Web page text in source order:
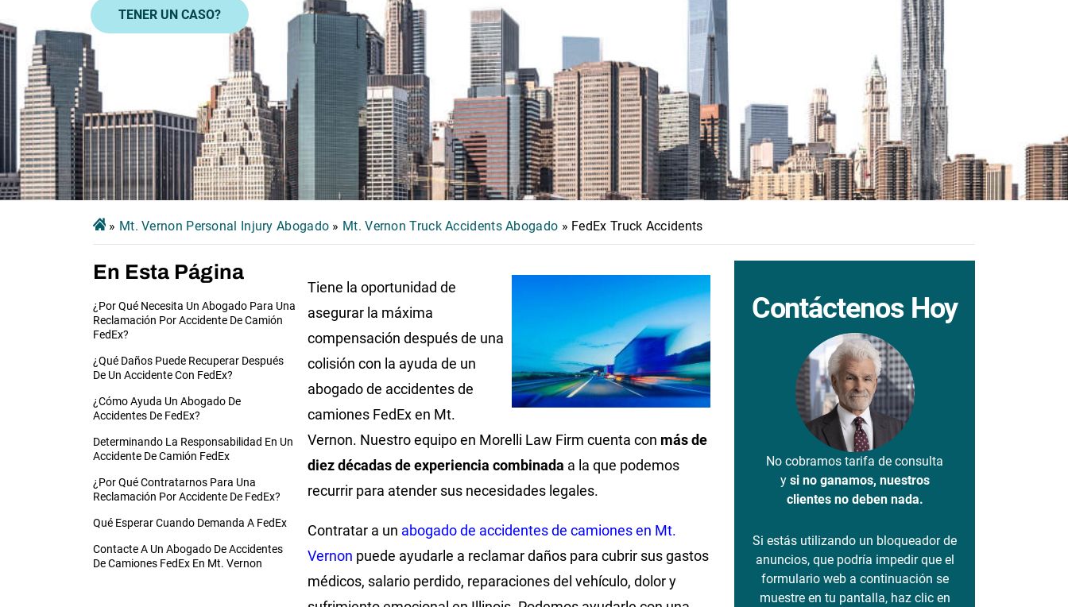
TENER UN CASO?
» Mt. Vernon Personal Injury Abogado » Mt. Vernon Truck Accidents Abogado » FedEx Truck Accidents
En Esta Página
¿Por Qué Necesita Un Abogado Para Una
Reclamación Por Accidente De Camión
FedEx?
¿Qué Daños Puede Recuperar Después
De Un Accidente Con FedEx?
¿Cómo Ayuda Un Abogado De
Accidentes De FedEx?
Determinando La Responsabilidad En Un
Accidente De Camión FedEx
¿Por Qué Contratarnos Para Una
Reclamación Por Accidente De FedEx?
Qué Esperar Cuando Demanda A FedEx
Contacte A Un Abogado De Accidentes
De Camiones FedEx En Mt. Vernon
Tiene la oportunidad de
asegurar la máxima
compensación después de una
colisión con la ayuda de un
abogado de accidentes de
camiones FedEx en Mt.
Vernon. Nuestro equipo en Morelli Law Firm cuenta con más de
diez décadas de experiencia combinada a la que podemos
recurrir para atender sus necesidades legales.
Contratar a un abogado de accidentes de camiones en Mt.
Vernon puede ayudarle a reclamar daños para cubrir sus gastos
médicos, salario perdido, reparaciones del vehículo, dolor y
Contáctenos Hoy
No cobramos tarifa de consulta
y si no ganamos, nuestros
clientes no deben nada.
Si estás utilizando un bloqueador de
anuncios, que podría impedir que el
formulario web a continuación se
muestre en tu pantalla, haz clic en